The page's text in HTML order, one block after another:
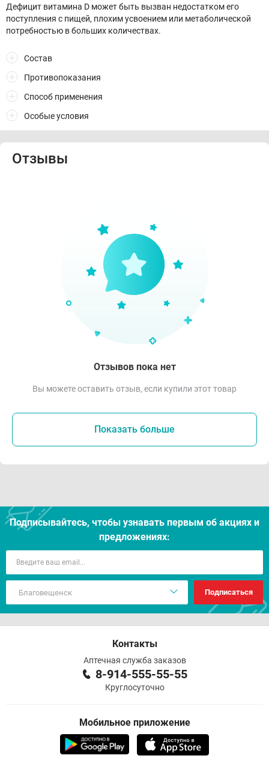
Дефицит витамина D может быть вызван недостатком его
поступления с пищей, плохим усвоением или метаболической
потребностью в больших количествах.
Состав
Противопоказания
Способ применения
Особые условия
Отзывы
Отзывов пока нет
Вы можете оставить отзыв, если купили этот товар
Показать больше
Подписывайтесь, чтобы узнавать первым об акцияx и
предложениях:
Подписаться
Контакты
Аптечная служба заказов
8-914-555-55-55
Круглосуточно
Мобильное приложение